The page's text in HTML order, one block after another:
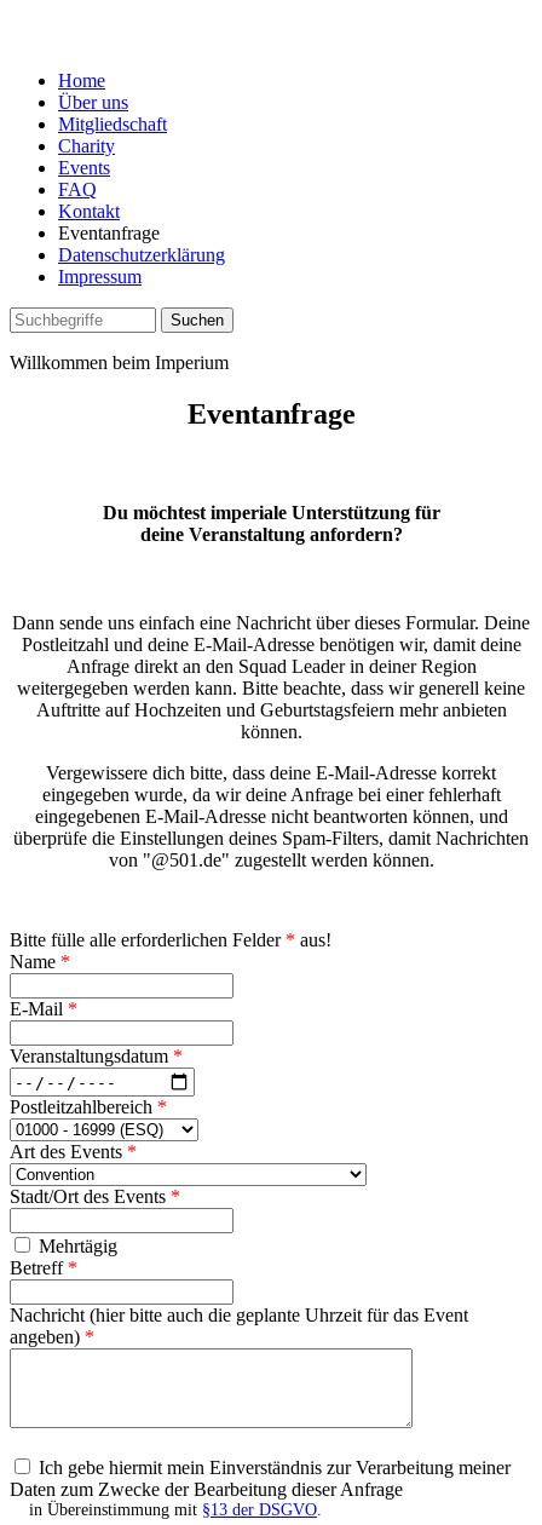
Home
Über uns
Mitgliedschaft
Charity
Events
FAQ
Kontakt
Eventanfrage
Datenschutzerklärung
Impressum
Willkommen beim Imperium
Eventanfrage
Du möchtest imperiale Unterstützung für
deine Veranstaltung anfordern?
Dann sende uns einfach eine Nachricht über dieses Formular. Deine
Postleitzahl und deine E-Mail-Adresse benötigen wir, damit deine
Anfrage direkt an den Squad Leader in deiner Region
weitergegeben werden kann. Bitte beachte, dass wir generell keine
Auftritte auf Hochzeiten und Geburtstagsfeiern mehr anbieten
können.
Vergewissere dich bitte, dass deine E-Mail-Adresse korrekt
eingegeben wurde, da wir deine Anfrage bei einer fehlerhaft
eingegebenen E-Mail-Adresse nicht beantworten können, und
überprüfe die Einstellungen deines Spam-Filters, damit Nachrichten
von "@501.de" zugestellt werden können.
Bitte fülle alle erforderlichen Felder * aus!
Name *
E-Mail *
Veranstaltungsdatum *
Postleitzahlbereich *
Art des Events *
Stadt/Ort des Events *
Mehrtägig
Betreff *
Nachricht (hier bitte auch die geplante Uhrzeit für das Event
angeben) *
Ich gebe hiermit mein Einverständnis zur Verarbeitung meiner
Daten zum Zwecke der Bearbeitung dieser Anfrage
in Übereinstimmung mit §13 der DSGVO.